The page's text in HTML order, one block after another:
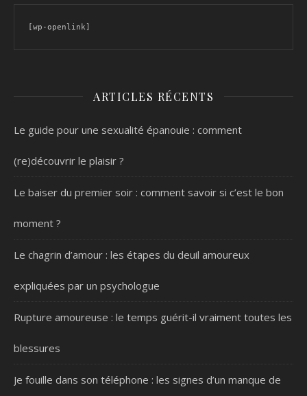
[wp-openlink]
ARTICLES RÉCENTS
Le guide pour une sexualité épanouie : comment
(re)découvrir le plaisir ?
Le baiser du premier soir : comment savoir si c’est le bon
moment ?
Le chagrin d’amour : les étapes du deuil amoureux
expliquées par un psychologue
Rupture amoureuse : le temps guérit-il vraiment toutes les
blessures
Je fouille dans son téléphone : les signes d’un manque de